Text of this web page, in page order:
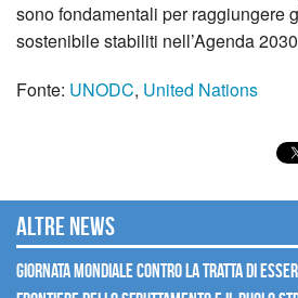
sono fondamentali per raggiungere
sostenibile stabiliti nell’Agenda
Fonte: UNODC, United Nations
Altre news
GIORNATA MONDIALE CONTRO LA TRATTA DI